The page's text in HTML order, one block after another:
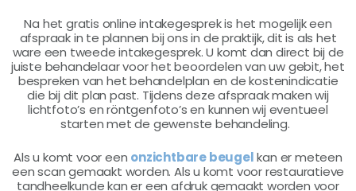
Na het gratis online intakegesprek is het mogelijk een
afspraak in te plannen bij ons in de praktijk, dit is als het
ware een tweede intakegesprek. U komt dan direct bij de
juiste behandelaar voor het beoordelen van uw gebit, het
bespreken van het behandelplan en de kostenindicatie
die bij dit plan past. Tijdens deze afspraak maken wij
lichtfoto’s en röntgenfoto’s en kunnen wij eventueel
starten met de gewenste behandeling.
Als u komt voor een onzichtbare beugelkan er meteen
een scan gemaakt worden. Als u komt voor restauratieve
tandheelkunde kan er een afdruk gemaakt worden voor